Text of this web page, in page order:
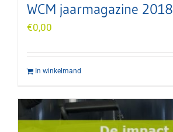
WCM jaarmagazine 2018
€0,00
In winkelmand